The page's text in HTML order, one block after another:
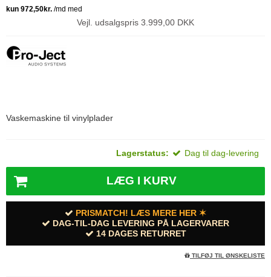
Vejl. udsalgspris 3.999,00 DKK
Vaskemaskine til vinylplader
Lagerstatus: Dag til dag-levering
LÆG I KURV
PRISMATCH! LÆS MERE HER ✶
DAG-TIL-DAG LEVERING PÅ LAGERVARER
14 DAGES RETURRET
TILFØJ TIL ØNSKELISTE